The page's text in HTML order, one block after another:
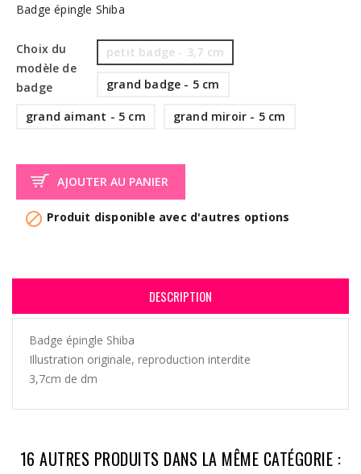
Badge épingle Shiba
Choix du
modèle de
badge
petit badge - 3,7 cm
grand badge - 5 cm
grand aimant - 5 cm grand miroir - 5 cm
AJOUTER AU PANIER
 Produit disponible avec d'autres options
DESCRIPTION
Badge épingle Shiba
Illustration originale, reproduction interdite
3,7cm de dm
16 AUTRES PRODUITS DANS LA MÊME CATÉGORIE :